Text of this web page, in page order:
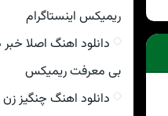
ریمیکس اینستاگرام
دانلود اهنگ اصلا
بی معرفت ریمیکس
دانلود اهنگ چنگیز